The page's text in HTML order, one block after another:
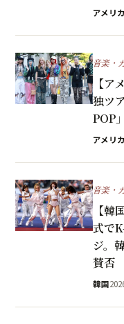
アメリカ
音楽・
【
独ツ
POP
アメリカ
音楽・
【
式で
ジ。
賛否
韓国